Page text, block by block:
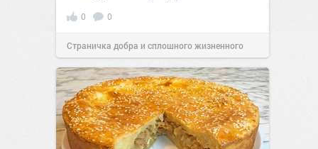
0 0
Страничка добра и сплошного жизненного
позитива!12:3929 июл 2026